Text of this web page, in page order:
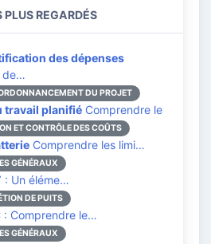
PLUS REGARDÉS
des dépenses
de…
DU PROJET
travail planifié Comprendre le
ET CONTRÔLE DES COÛTS
Comprendre les limi…
GÉNÉRAUX
: Un éléme…
DE PUITS
: Comprendre le…
GÉNÉRAUX